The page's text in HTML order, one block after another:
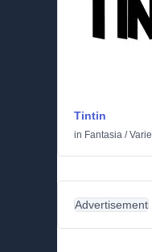
Tintin
in Fantasia /Varie
Advertisement